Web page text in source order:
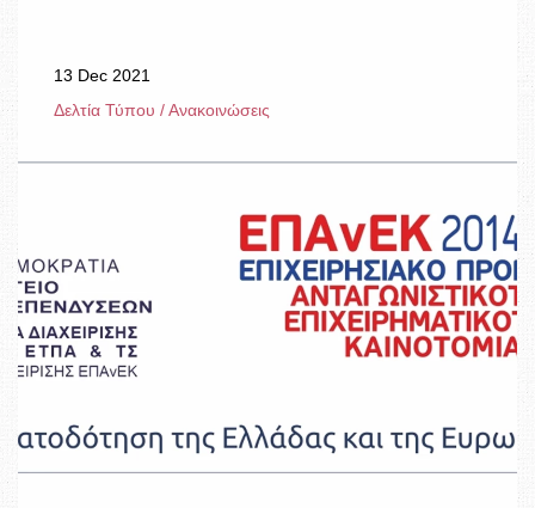
13 Dec 2021
Δελτία Τύπου / Ανακοινώσεις